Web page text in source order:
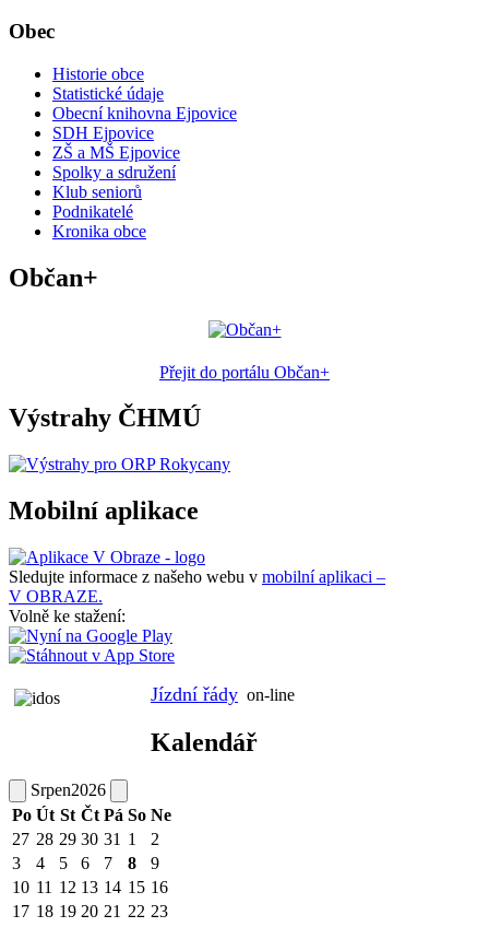
Obec
Historie obce
Statistické údaje
Obecní knihovna Ejpovice
SDH Ejpovice
ZŠ a MŠ Ejpovice
Spolky a sdružení
Klub seniorů
Podnikatelé
Kronika obce
Občan+
Přejit do portálu Občan+
Výstrahy ČHMÚ
Mobilní aplikace
Sledujte informace z našeho webu v mobilní aplikaci –
V OBRAZE.
Volně ke stažení:
Jízdní řády on-line
Kalendář
Srpen2026
Po Út St Čt Pá So Ne
27 28 29 30 31 1
2
3
4 5 6 7 8
9
10 11 12 13 14 15 16
17 18 19 20 21 22 23